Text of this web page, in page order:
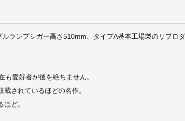
ランプシガー高さ510mm、タイプA基本工場製のリプロ
愛好者が後を絶ちません。
されているほどの名作。
ど。